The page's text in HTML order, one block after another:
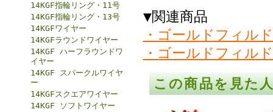
14KGF指輪リング・11号
14KGF指輪リング・13号
14KGFワイヤー
14KGFラウンドワイヤー
14KGF ハーフラウンドワ
イヤー
14KGF スパークルワイヤ
ー
14KGFスクエアワイヤー
14KGF ソフトワイヤー
▼関連商品
・ゴールドフィル
・ゴールドフィル
この商品を見た